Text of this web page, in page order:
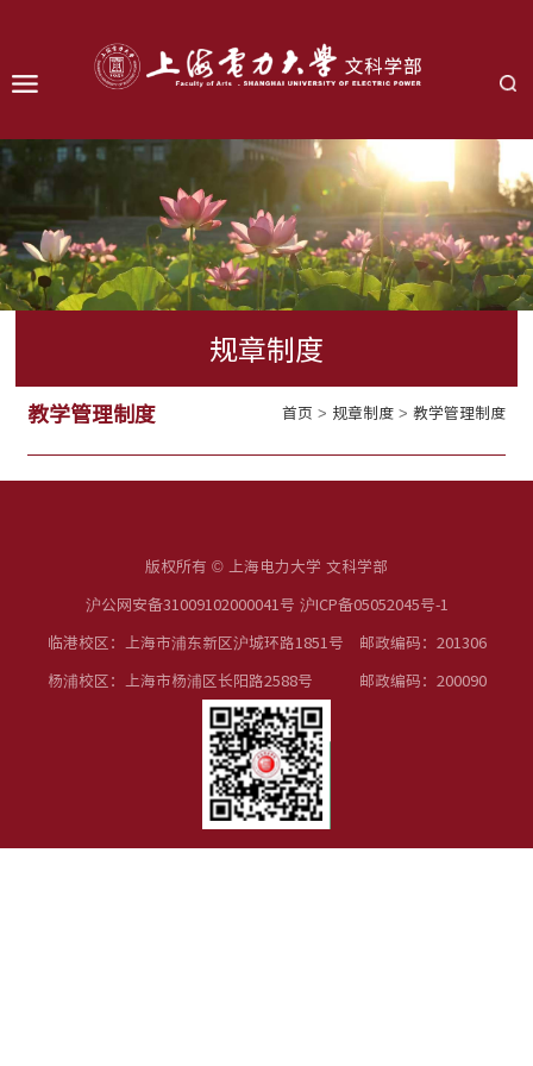
规章制度
首页 > 规章制度 > 教学管理制度
教学管理制度
版权所有 © 上海电力大学 文科学部
沪公网安备31009102000041号 沪ICP备05052045号-1
临港校区：上海市浦东新区沪城环路1851号 邮政编码：201306
杨浦校区：上海市杨浦区长阳路2588号 邮政编码：200090